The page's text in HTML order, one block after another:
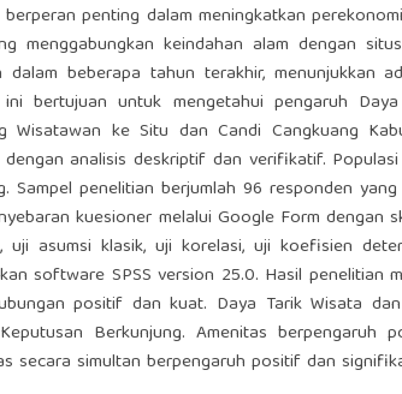
penting dalam meningkatkan
menggabungkan keindahan alam dengan
dalam beberapa tahun terakhir, menunjukkan
ini bertujuan untuk mengetahui pengaruh
Wisatawan ke Situ dan Candi Cangkuang
analisis deskriptif dan verifikatif.
Sampel penelitian berjumlah 96 responden
kuesioner melalui Google Form dengan
uji asumsi klasik, uji korelasi, uji koefisien
software SPSS version 25.0. Hasil penelitian
positif dan kuat. Daya Tarik Wisata
Berkunjung. Amenitas
secara simultan berpengaruh positif dan